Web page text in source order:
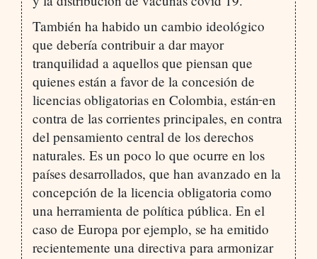
También ha habido un cambio ideológico
que debería contribuir a dar mayor
tranquilidad a aquellos que piensan que
quienes están a favor de la concesión de
licencias obligatorias en Colombia, están en
contra de las corrientes principales, en contra
del pensamiento central de los derechos
naturales. Es un poco lo que ocurre en los
países desarrollados, que han avanzado en la
concepción de la licencia obligatoria como
una herramienta de política pública. En el
caso de Europa por ejemplo, se ha emitido
recientemente una directiva para armonizar